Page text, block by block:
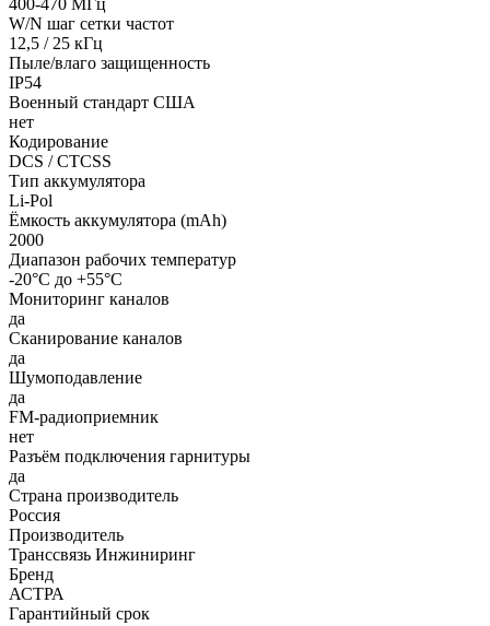
400-470 МГц
W/N шаг сетки частот
12,5 / 25 кГц
Пыле/влаго защищенность
IP54
Военный стандарт США
нет
Кодирование
DCS / CTCSS
Тип аккумулятора
Li-Pol
Ёмкость аккумулятора (mAh)
2000
Диапазон рабочих температур
-20°С до +55°С
Мониторинг каналов
да
Сканирование каналов
да
Шумоподавление
да
FM-радиоприемник
нет
Разъём подключения гарнитуры
да
Страна производитель
Россия
Производитель
Транссвязь Инжиниринг
Бренд
АСТРА
Гарантийный срок